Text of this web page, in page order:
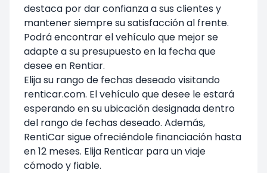
destaca por dar confianza a sus clientes y
mantener siempre su satisfacción al frente.
Podrá encontrar el vehículo que mejor se
adapte a su presupuesto en la fecha que
desee en Rentiar.
Elija su rango de fechas deseado visitando
renticar.com. El vehículo que desee le estará
esperando en su ubicación designada dentro
del rango de fechas deseado. Además,
RentiCar sigue ofreciéndole financiación hasta
en 12 meses. Elija Renticar para un viaje
cómodo y fiable.